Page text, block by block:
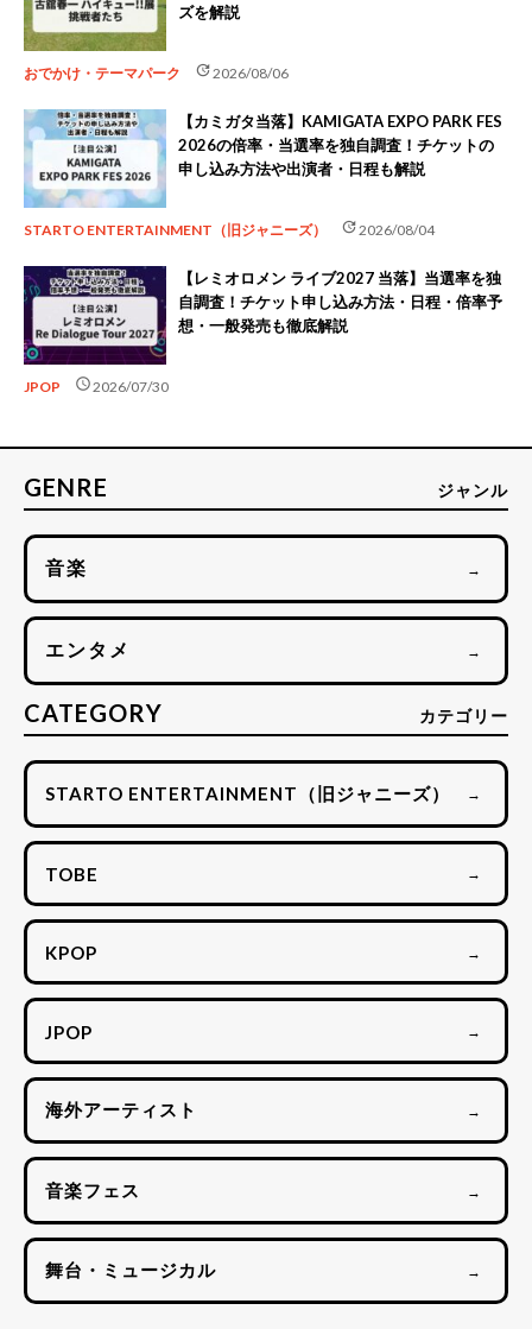
ズを解説
おでかけ・テーマパーク update2026/08/06
【カミガタ当落】KAMIGATA EXPO PARK FES
2026の倍率・当選率を独自調査！チケットの
申し込み方法や出演者・日程も解説
STARTO ENTERTAINMENT（旧ジャニーズ） update2026/08/04
【レミオロメン ライブ2027 当落】当選率を独
自調査！チケット申し込み方法・日程・倍率予
想・一般発売も徹底解説
JPOP schedule2026/07/30
GENRE ジャンル
音楽 →
エンタメ →
CATEGORY カテゴリー
STARTO ENTERTAINMENT（旧ジャニーズ） →
TOBE →
KPOP →
JPOP →
海外アーティスト →
音楽フェス →
舞台・ミュージカル →